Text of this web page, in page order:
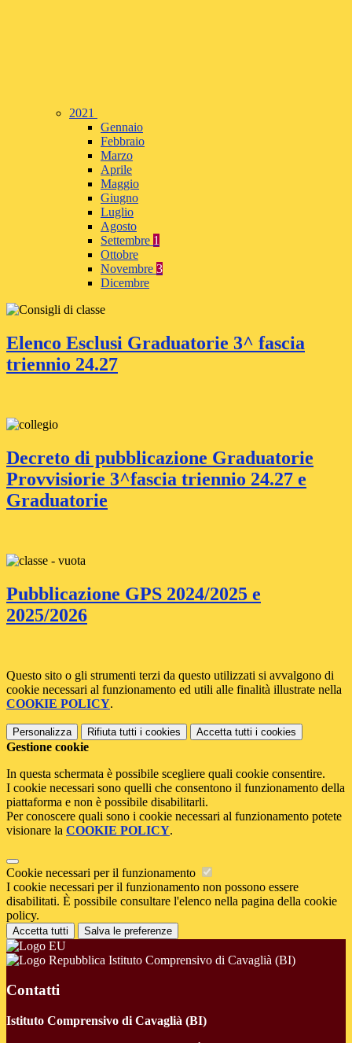
2021
Gennaio
Febbraio
Marzo
Aprile
Maggio
Giugno
Luglio
Agosto
Settembre 1
Ottobre
Novembre 3
Dicembre
Elenco Esclusi Graduatorie 3^ fascia
triennio 24.27
Decreto di pubblicazione Graduatorie
Provvisiorie 3^fascia triennio 24.27 e
Graduatorie
Pubblicazione GPS 2024/2025 e
2025/2026
Questo sito o gli strumenti terzi da questo utilizzati si avvalgono di
cookie necessari al funzionamento ed utili alle finalità illustrate nella
COOKIE POLICY.
Personalizza Rifiuta tutti i cookies Accetta tutti i cookies
Gestione cookie
In questa schermata è possibile scegliere quali cookie consentire.
I cookie necessari sono quelli che consentono il funzionamento della
piattaforma e non è possibile disabilitarli.
Per conoscere quali sono i cookie necessari al funzionamento potete
visionare la COOKIE POLICY.
Cookie necessari per il funzionamento
I cookie necessari per il funzionamento non possono essere
disabilitati. È possibile consultare l'elenco nella pagina della cookie
policy.
Accetta tutti Salva le preferenze
Istituto Comprensivo di Cavaglià (BI)
Contatti
Istituto Comprensivo di Cavaglià (BI)